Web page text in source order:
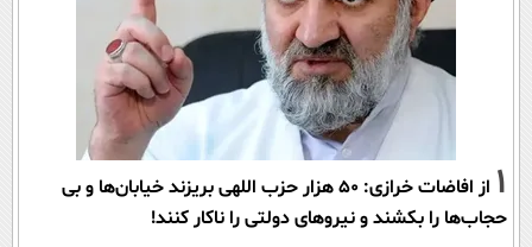
1
از افاضات خرازی: ۵۰ هزار حزب اللهی بریزند خیابان‌ها و بی
حجاب‌ها را بکشند و نیرو‌های دولتی را ناکار کنند!